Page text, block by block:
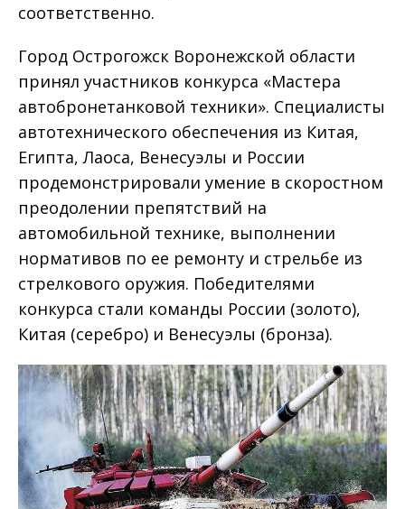
соответственно.
Город Острогожск Воронежской области
принял участников конкурса «Мастера
автобронетанковой техники». Специалисты
автотехнического обеспечения из Китая,
Египта, Лаоса, Венесуэлы и России
продемонстрировали умение в скоростном
преодолении препятствий на
автомобильной технике, выполнении
нормативов по ее ремонту и стрельбе из
стрелкового оружия. Победителями
конкурса стали команды России (золото),
Китая (серебро) и Венесуэлы (бронза).